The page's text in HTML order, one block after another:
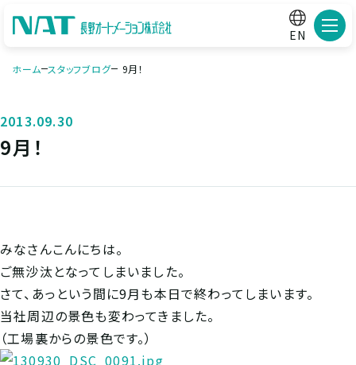
EN メニ
ホーム スタッフブログ 9月！
2013.09.30
9月！
みなさんこんにちは。
ご無沙汰となってしまいました。
さて、あっという間に9月も本日で終わってしまいます。
当社周辺の景色も変わってきました。
（工場裏からの景色です。）